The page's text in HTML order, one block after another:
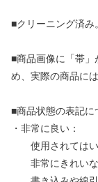
■クリーニング済み。
■商品画像に「帯」
め、実際の商品に
■商品状態の表記に
・非常に良い：
使用されてはい
非常にきれいな